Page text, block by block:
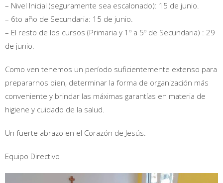
– Nivel Inicial (seguramente sea escalonado): 15 de junio.
– 6to año de Secundaria: 15 de junio.
– El resto de los cursos (Primaria y 1º a 5º de Secundaria) : 29
de junio.
Como ven tenemos un período suficientemente extenso para
prepararnos bien, determinar la forma de organización más
conveniente y brindar las máximas garantías en materia de
higiene y cuidado de la salud.
Un fuerte abrazo en el Corazón de Jesús.
Equipo Directivo